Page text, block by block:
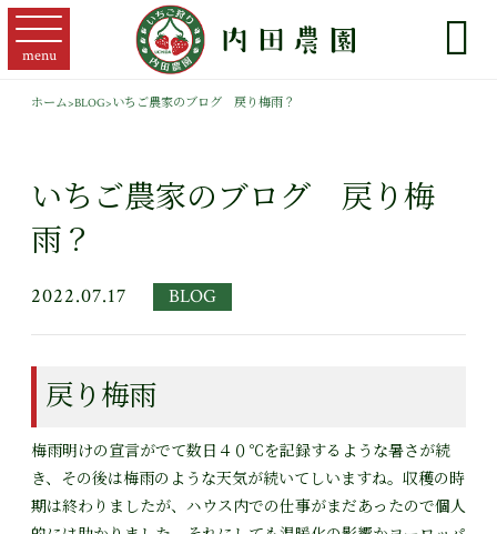
menu 
ホーム>BLOG>いちご農家のブログ 戻り梅雨？
いちご農家のブログ 戻り梅
雨？
2022.07.17 BLOG
戻り梅雨
梅雨明けの宣言がでて数日４０℃を記録するような暑さが続
き、その後は梅雨のような天気が続いてしいますね。収穫の時
期は終わりましたが、ハウス内での仕事がまだあったので個人